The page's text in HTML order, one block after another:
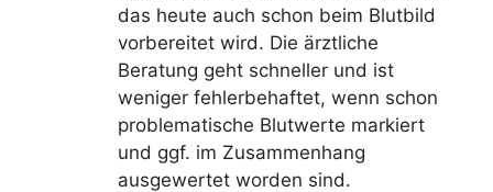
das heute auch schon beim Blutbild
vorbereitet wird. Die ärztliche
Beratung geht schneller und ist
weniger fehlerbehaftet, wenn schon
problematische Blutwerte markiert
und ggf. im Zusammenhang
ausgewertet worden sind.